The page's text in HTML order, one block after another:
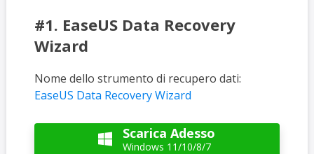
#1. EaseUS Data Recovery
Wizard
Nome dello strumento di recupero dati:
EaseUS Data Recovery Wizard
 Scarica Adesso
Windows 11/10/8/7